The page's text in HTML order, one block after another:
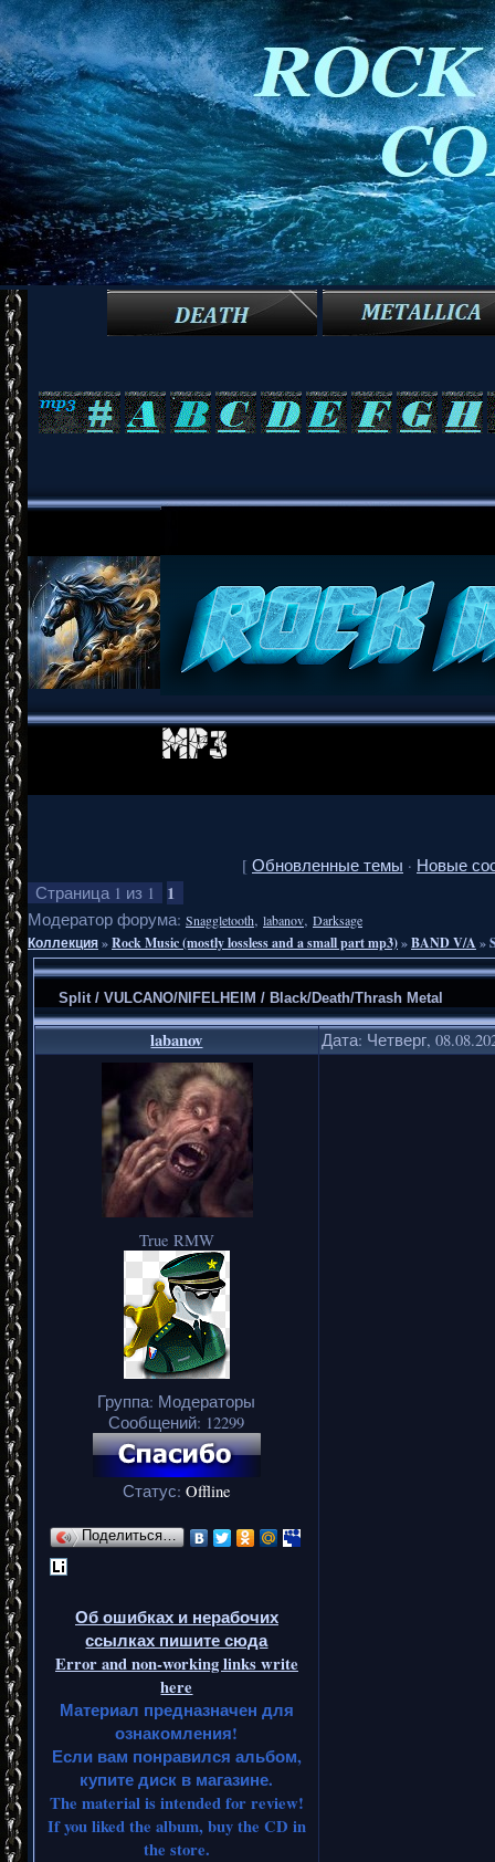
[ Обновленные темы · Новые
Страница 1 из 1 1
Модератор форума: Snaggletooth, labanov, Darksage
Коллекция»Rock Music (mostly lossless and a small part mp3)»BAND V/A »
Split / VULCANO/NIFELHEIM / Black/Death/Thrash Metal
labanov Дата: Четверг,
True RMW
Группа: Модераторы
Сообщений: 12299
Статус: Offline
Поделиться…
Об ошибках и нерабочих
ссылках пишите сюда
Error and non-working links write
here
Материал предназначен для
ознакомления!
Если вам понравился альбом,
купите диск в магазине.
The material is intended for review!
If you liked the album, buy the CD in
the store.